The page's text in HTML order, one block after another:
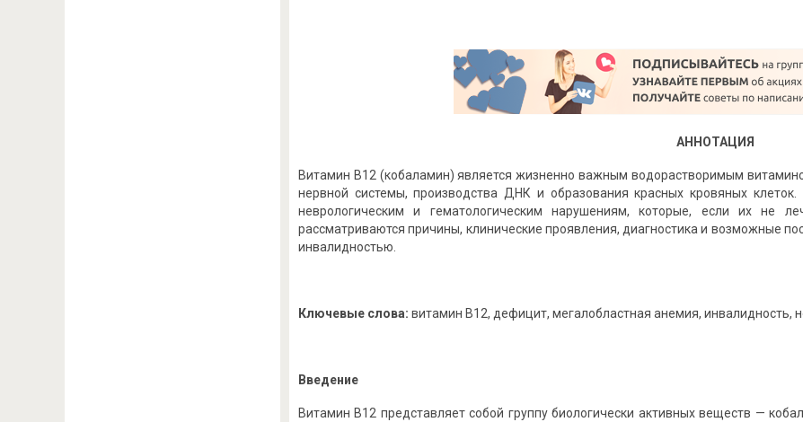
АННОТАЦИЯ
Витамин B12 (кобаламин) является жизненно важным водорастворимым
нервной системы, производства ДНК и образования красных кровяных
неврологическим и гематологическим нарушениям, которые, если их не
рассматриваются причины, клинические проявления, диагностика и возможные
инвалидностью.
Ключевые слова: витамин B12, дефицит, мегалобластная анемия, инвалидность,
Введение
Витамин B12 представляет собой группу биологически активных веществ —